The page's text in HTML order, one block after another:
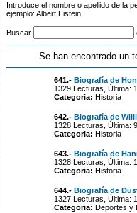
Introduce el nombre o apellido de la
ejemplo: Albert Eistein
Buscar
Se han encontrado un
641.- Biografía de
1329 Lecturas, Última:
Categoria: Historia
642.- Biografía de
1328 Lecturas, Última:
Categoria: Historia
643.- Biografía de
1328 Lecturas, Última:
Categoria: Historia
644.- Biografía de
1327 Lecturas, Última:
Categoria: Deportes y